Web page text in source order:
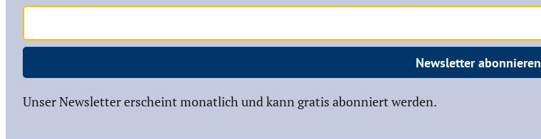
Newsletter abonnieren
Unser Newsletter erscheint monatlich und kann gratis abonniert werden.